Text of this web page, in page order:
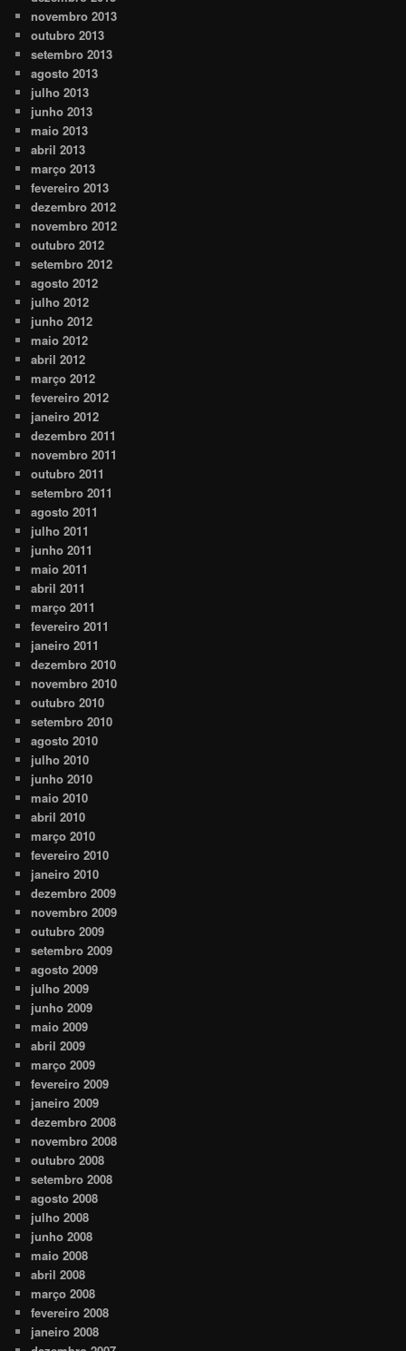
novembro 2013
outubro 2013
setembro 2013
agosto 2013
julho 2013
junho 2013
maio 2013
abril 2013
março 2013
fevereiro 2013
dezembro 2012
novembro 2012
outubro 2012
setembro 2012
agosto 2012
julho 2012
junho 2012
maio 2012
abril 2012
março 2012
fevereiro 2012
janeiro 2012
dezembro 2011
novembro 2011
outubro 2011
setembro 2011
agosto 2011
julho 2011
junho 2011
maio 2011
abril 2011
março 2011
fevereiro 2011
janeiro 2011
dezembro 2010
novembro 2010
outubro 2010
setembro 2010
agosto 2010
julho 2010
junho 2010
maio 2010
abril 2010
março 2010
fevereiro 2010
janeiro 2010
dezembro 2009
novembro 2009
outubro 2009
setembro 2009
agosto 2009
julho 2009
junho 2009
maio 2009
abril 2009
março 2009
fevereiro 2009
janeiro 2009
dezembro 2008
novembro 2008
outubro 2008
setembro 2008
agosto 2008
julho 2008
junho 2008
maio 2008
abril 2008
março 2008
fevereiro 2008
janeiro 2008